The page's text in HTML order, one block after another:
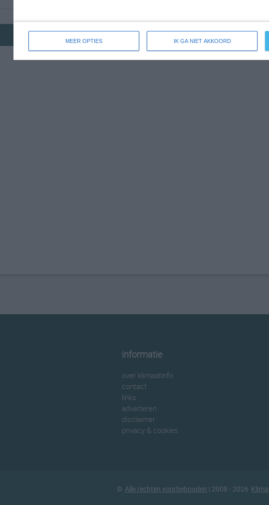
MEER OPTIES IK GA NIET AKKOORD
bekijk de uitgebreide weersverwachting voor Millbrae
informatie
over klimaatinfo
contact
links
adverteren
disclaimer
privacy & cookies
© Alle rechten voorbehouden | 2008 - 2026